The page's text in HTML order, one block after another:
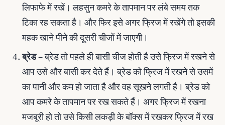
लिफाफे में रखें। लहसुन कमरे के तापमान पर लंबे समय तक
टिका रह सकता है। और फिर इसे अगर फ्रिज में रखेंगे तो इसकी
महक खाने पीने की दूसरी चीजों में जाएगी।
ब्रेड– ब्रेड तो पहले ही बासी चीज होती है उसे फ्रिज में रखने से
आप उसे और बासी कर देते हैं। ब्रेड को फ्रिज में रखने से उसमें
का पानी और कम हो जाता है और वह सूखने लगती है। ब्रेड को
आप कमरे के तापमान पर रख सकते हैं। अगर फ्रिज में रखना
मजबूरी हो तो उसे किसी लकड़ी के बॉक्‍स में रखकर फ्रिज में रख